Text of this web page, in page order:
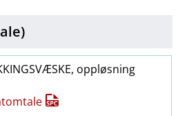
oppløsning